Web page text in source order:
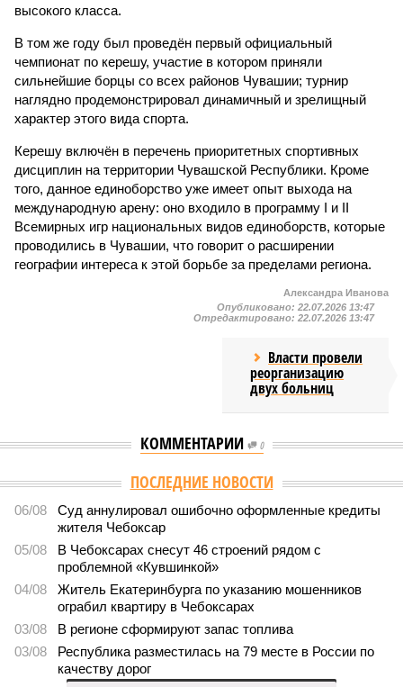
высокого класса.
В том же году был проведён первый официальный
чемпионат по керешу, участие в котором приняли
сильнейшие борцы со всех районов Чувашии; турнир
наглядно продемонстрировал динамичный и зрелищный
характер этого вида спорта.
Керешу включён в перечень приоритетных спортивных
дисциплин на территории Чувашской Республики. Кроме
того, данное единоборство уже имеет опыт выхода на
международную арену: оно входило в программу I и II
Всемирных игр национальных видов единоборств, которые
проводились в Чувашии, что говорит о расширении
географии интереса к этой борьбе за пределами региона.
Александра Иванова
Опубликовано: 22.07.2026 13:47
Отредактировано: 22.07.2026 13:47
Власти провели
реорганизацию
двух больниц
КОММЕНТАРИИ 0
ПОСЛЕДНИЕ НОВОСТИ
06/08
Суд аннулировал ошибочно оформленные кредиты
жителя Чебоксар
05/08
В Чебоксарах снесут 46 строений рядом с
проблемной «Кувшинкой»
04/08
Житель Екатеринбурга по указанию мошенников
ограбил квартиру в Чебоксарах
03/08
В регионе сформируют запас топлива
03/08
Республика разместилась на 79 месте в России по
качеству дорог